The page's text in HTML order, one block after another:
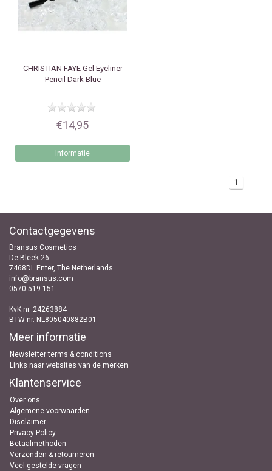
CHRISTIAN FAYEGel Eyeliner
Pencil Dark Blue
€14,95
Informatie
1
Contactgegevens
Bransus Cosmetics
De Bleek 26
7468DL Enter, The Netherlands
info@bransus.com
0570 519 151
KvK nr..24263884
BTW nr. NL805040882B01
Meer informatie
Newsletter terms & conditions
Links naar websites van de merken
Klantenservice
Over ons
Algemene voorwaarden
Disclaimer
Privacy Policy
Betaalmethoden
Verzenden & retourneren
Veel gestelde vragen